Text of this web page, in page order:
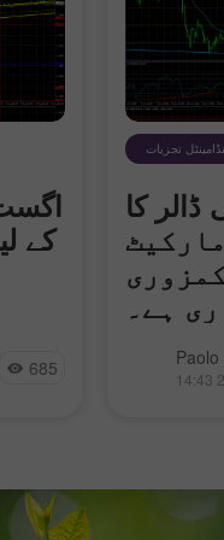
کے
685
تجزیات
ڈالر کا
مارکیٹ
ہے۔
ڈالر
کی جانب
14:43